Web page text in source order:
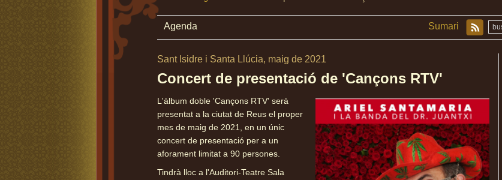
Agenda Sumari
Sant Isidre i Santa Llúcia, maig de 2021
Concert de presentació de 'Cançons RTV'
L'àlbum doble 'Cançons RTV' serà
presentat a la ciutat de Reus el proper
mes de maig de 2021, en un únic
concert de presentació per a un
aforament limitat a 90 persones.
Tindrà lloc a l'Auditori-Teatre Sala